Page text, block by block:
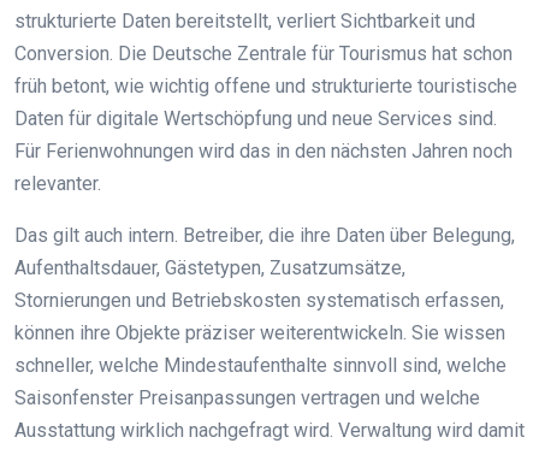
strukturierte Daten bereitstellt, verliert Sichtbarkeit und
Conversion. Die Deutsche Zentrale für Tourismus hat schon
früh betont, wie wichtig offene und strukturierte touristische
Daten für digitale Wertschöpfung und neue Services sind.
Für Ferienwohnungen wird das in den nächsten Jahren noch
relevanter.
Das gilt auch intern. Betreiber, die ihre Daten über Belegung,
Aufenthaltsdauer, Gästetypen, Zusatzumsätze,
Stornierungen und Betriebskosten systematisch erfassen,
können ihre Objekte präziser weiterentwickeln. Sie wissen
schneller, welche Mindestaufenthalte sinnvoll sind, welche
Saisonfenster Preisanpassungen vertragen und welche
Ausstattung wirklich nachgefragt wird. Verwaltung wird damit